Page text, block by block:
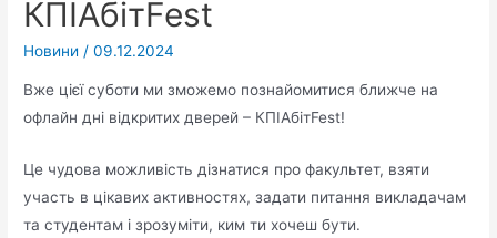
КПІАбітFest
Новини /09.12.2024
Вже цієї суботи ми зможемо познайомитися ближче на
офлайн дні відкритих дверей – КПІАбітFest!
Це чудова можливість дізнатися про факультет, взяти
участь в цікавих активностях, задати питання викладачам
та студентам і зрозуміти, ким ти хочеш бути.